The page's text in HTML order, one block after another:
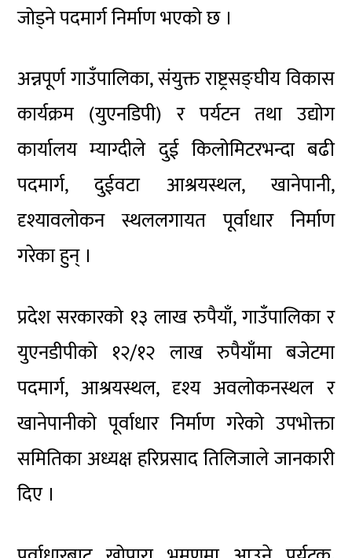
जोड्ने पदमार्ग निर्माण भएको छ ।
अन्नपूर्ण गाउँपालिका, संयुक्त राष्ट्रसङ्घीय विकास
कार्यक्रम (युएनडिपी) र पर्यटन तथा उद्योग
कार्यालय म्याग्दीले दुई किलोमिटरभन्दा बढी
पदमार्ग, दुईवटा आश्रयस्थल, खानेपानी,
दृश्यावलोकन स्थललगायत पूर्वाधार निर्माण
गरेका हुन् ।
प्रदेश सरकारको १३ लाख रुपैयाँ, गाउँपालिका र
युएनडीपीको १२/१२ लाख रुपैयाँमा बजेटमा
पदमार्ग, आश्रयस्थल, दृश्य अवलोकनस्थल र
खानेपानीको पूर्वाधार निर्माण गरेको उपभोक्ता
समितिका अध्यक्ष हरिप्रसाद तिलिजाले जानकारी
दिए ।